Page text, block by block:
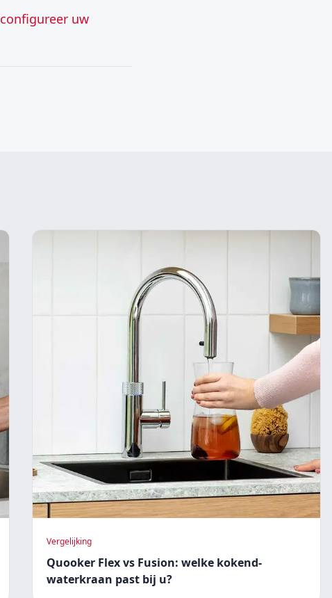
configureer uw
Vergelijking
Quooker Flex vs Fusion: welke kokend-
waterkraan past bij u?